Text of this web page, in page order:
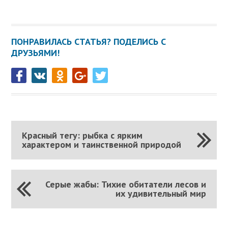
ПОНРАВИЛАСЬ СТАТЬЯ? ПОДЕЛИСЬ С
ДРУЗЬЯМИ!
Красный тегу: рыбка с ярким
характером и таинственной природой
Серые жабы: Тихие обитатели лесов и
их удивительный мир